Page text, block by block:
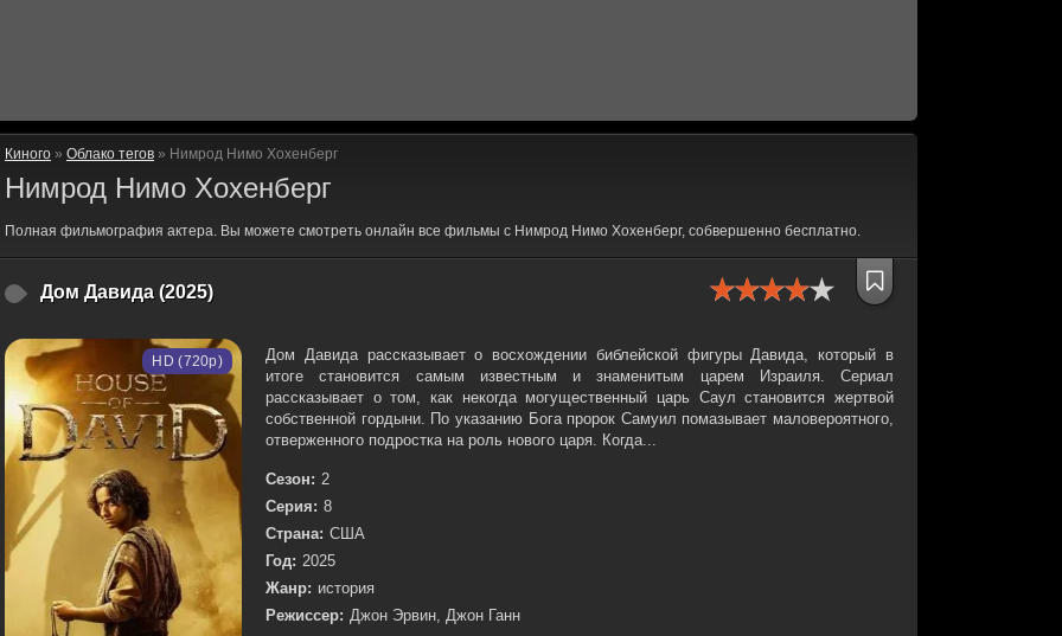
Киного » Облако тегов » Нимрод Нимо Хохенберг
Нимрод Нимо Хохенберг
Полная фильмография актера. Вы можете смотреть онлайн все фильмы с Нимрод Нимо Хохенберг, собвершенно бесплатно.
Дом Давида (2025)
HD (720p)
Дом Давида рассказывает о восхождении библейской фигуры Давида, который в
итоге становится самым известным и знаменитым царем Израиля. Сериал
рассказывает о том, как некогда могущественный царь Саул становится жертвой
собственной гордыни. По указанию Бога пророк Самуил помазывает маловероятного,
отверженного подростка на роль нового царя. Когда...
Сезон: 2
Серия: 8
Страна: США
Год: 2025
Жанр: история
Режиссер: Джон Эрвин, Джон Ганн